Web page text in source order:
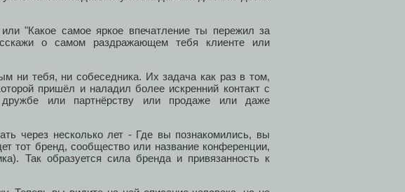
"Какое самое яркое впечатление ты пережил за
о самом раздражающем тебя клиенте или
ни тебя, ни собеседника. Их задача как раз в том,
пришёл и наладил более искренний контакт с
или партнёрству или продаже или даже
через несколько лет - Где вы познакомились, вы
тот бренд, сообщество или название конференции,
Так образуется сила бренда и привязанность к